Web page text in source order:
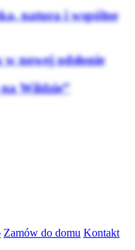
natura i wspólne
nowej odsłonie
Wildzie”
Zamów do domu Kontakt